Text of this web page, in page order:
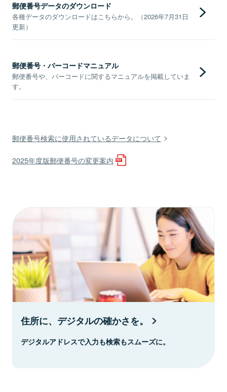
郵便番号データのダウンロード
各種データのダウンロードはこちらから。（2026年7月31日
更新）
郵便番号・バーコードマニュアル
郵便番号や、バーコードに関するマニュアルを掲載していま
す。
郵便番号検索に使用されているデータについて
2025年度版郵便番号の変更案内
住所に、デジタルの確かさを。
デジタルアドレスで入力も検索もスムーズに。